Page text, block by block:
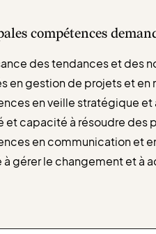
compétences
des tendances et des
en gestion de projets et en
en veille stratégique et
et capacité à résoudre des
en communication et
gérer le changement et à